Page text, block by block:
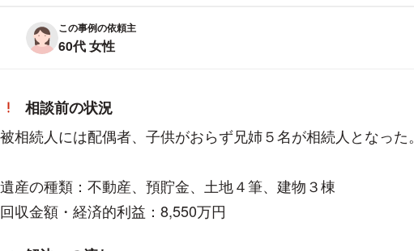
この事例の依頼主
60代 女性
相談前の状況
被相続人には配偶者、子供がおらず兄姉５名が相続人となった。
遺産の種類：不動産、預貯金、土地４筆、建物３棟
回収金額・経済的利益：8,550万円